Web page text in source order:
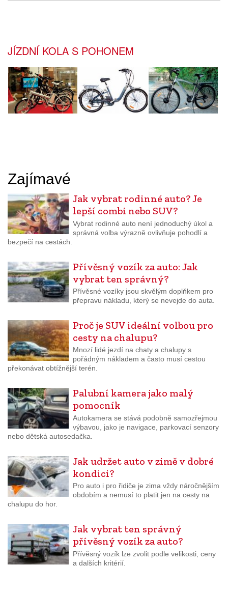
JÍZDNÍ KOLA S POHONEM
Zajímavé
Jak vybrat rodinné auto? Je
lepší combi nebo SUV?
Vybrat rodinné auto není jednoduchý úkol a
správná volba výrazně ovlivňuje pohodlí a
bezpečí na cestách.
Přívěsný vozík za auto: Jak
vybrat ten správný?
Přívěsné vozíky jsou skvělým doplňkem pro
přepravu nákladu, který se nevejde do auta.
Proč je SUV ideální volbou pro
cesty na chalupu?
Mnozí lidé jezdí na chaty a chalupy s
pořádným nákladem a často musí cestou
překonávat obtížnější terén.
Palubní kamera jako malý
pomocník
Autokamera se stává podobně samozřejmou
výbavou, jako je navigace, parkovací senzory
nebo dětská autosedačka.
Jak udržet auto v zimě v dobré
kondici?
Pro auto i pro řidiče je zima vždy náročnějším
obdobím a nemusí to platit jen na cesty na
chalupu do hor.
Jak vybrat ten správný
přívěsný vozík za auto?
Přívěsný vozík lze zvolit podle velikosti, ceny
a dalších kritérií.